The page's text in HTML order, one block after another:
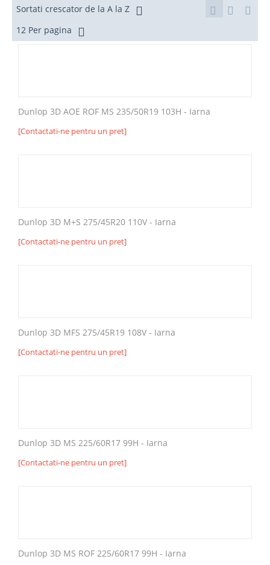
Sortati crescator de la A la Z
12 Per pagina
Dunlop 3D AOE ROF MS 235/50R19 103H - Iarna
[Contactati-ne pentru un pret]
Dunlop 3D M+S 275/45R20 110V - Iarna
[Contactati-ne pentru un pret]
Dunlop 3D MFS 275/45R19 108V - Iarna
[Contactati-ne pentru un pret]
Dunlop 3D MS 225/60R17 99H - Iarna
[Contactati-ne pentru un pret]
Dunlop 3D MS ROF 225/60R17 99H - Iarna